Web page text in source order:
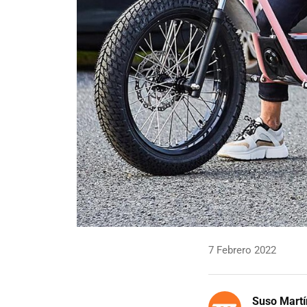
7 Febrero 2022
Suso